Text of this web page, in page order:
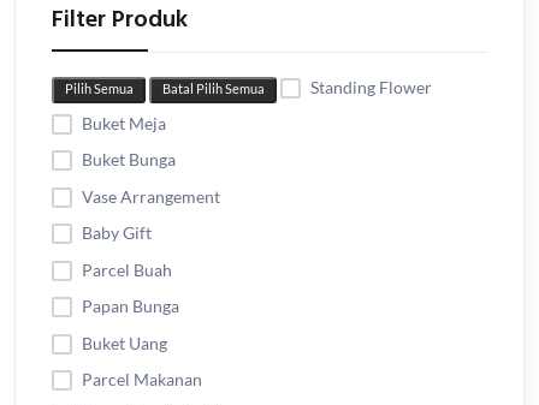
Filter Produk
Pilih Semua Batal Pilih Semua
Standing Flower
Buket Meja
Buket Bunga
Vase Arrangement
Baby Gift
Parcel Buah
Papan Bunga
Buket Uang
Parcel Makanan